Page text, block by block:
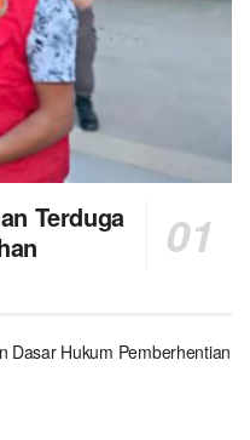
Terduga
Dasar Hukum Pemberhentian